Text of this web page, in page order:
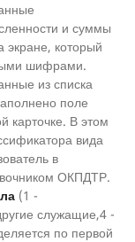
и суммы
экране, который
шифрами.
из списка
поле
карточке. В этом
вида
в
ОКПДТР.
(1 -
служащие,4 -
по первой